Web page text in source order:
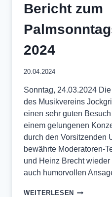
Bericht zum
2024
20.04.2024
Sonntag, 24.03.2024
des Musikvereins
einen sehr guten
einem gelungenen
durch den Vorsitzenden
bewährte Moderatoren-
und Heinz Brecht
auch humorvollen
WEITERLESEN BERICHT